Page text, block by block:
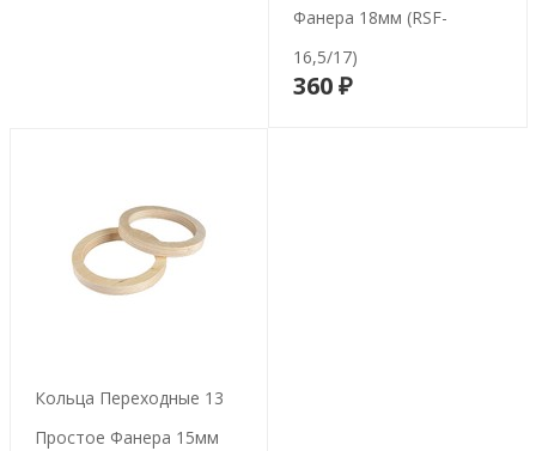
Фанера 18мм (RSF-
16,5/17)
360 ₽В корзину
Кольца Переходные 13
Простое Фанера 15мм